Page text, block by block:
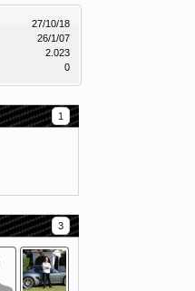
27/10/18
26/1/07
2.023
0
1
3